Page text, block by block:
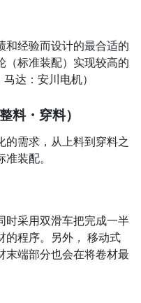
和经验而设计的最合适的
（标准装配）实现较高的
达：安川电机）
料・穿料）
的需求，从上料到穿料之
装配。
时采用双滑车把完成一半
的程序。另外， 移动式
末端部分也会在将卷材最